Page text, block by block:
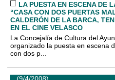
LA PUESTA EN ESCENA DE
“CASA CON DOS PUERTAS
CALDERÓN DE LA BARCA,
EN EL CINE VELASCO
La Concejalía de Cultura del
organizado la puesta en escena
con dos p...